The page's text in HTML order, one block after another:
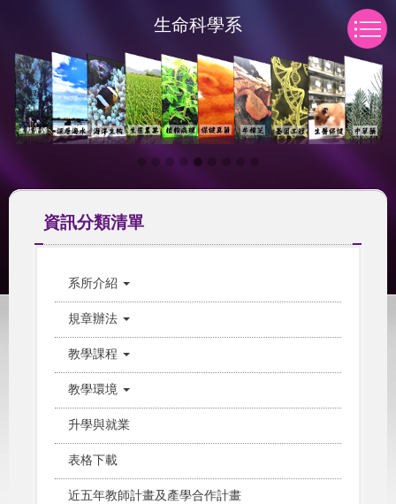
要
內
容
區
生命科學系
資訊分類清單
系所介紹
規章辦法
教學課程
教學環境
升學與就業
表格下載
近五年教師計畫及產學合作計畫